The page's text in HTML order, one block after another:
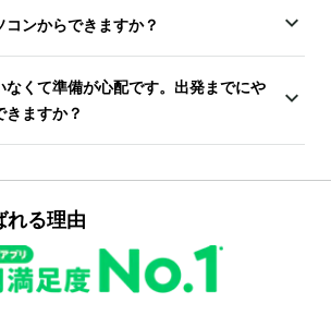
ンからできますか？
なくて準備が心配です。出発までにや
きますか？
れる理由